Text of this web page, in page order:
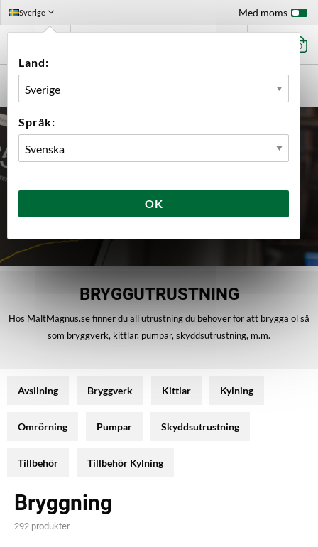
Sverige
Land:
Språk:
OK
Med moms
0
BRYGGUTRUSTNING
Hos MaltMagnus.se finner du all utrustning du behöver för att brygga öl så
som bryggverk, kittlar, pumpar, skyddsutrustning, m.m.
Avsilning Bryggverk Kittlar Kylning
Omrörning Pumpar Skyddsutrustning
Tillbehör Tillbehör Kylning
Bryggning
292 produkter